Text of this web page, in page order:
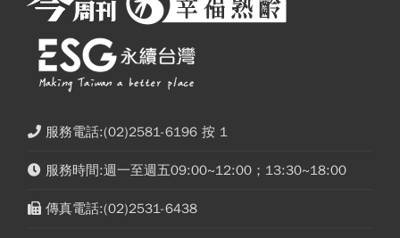
服務電話:(02)2581-6196 按 1
服務時間:週一至週五09:00~12:00；13:30~18:00
傳真電話:(02)2531-6438